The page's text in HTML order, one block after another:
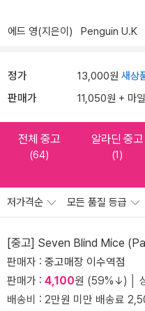
에드 영(지은이) Penguin U.K
정가 13,000원 새상
판매가 11,050원 + 마
전체 중고
(64)
알라딘 중고
(1)
저가격순 모든 품질 등급
[중고] Seven Blind Mice
판매자 : 중고매장 이수역점
판매가 : 4,100원 (59%↓) │
배송비 : 2만원 미만 배송료